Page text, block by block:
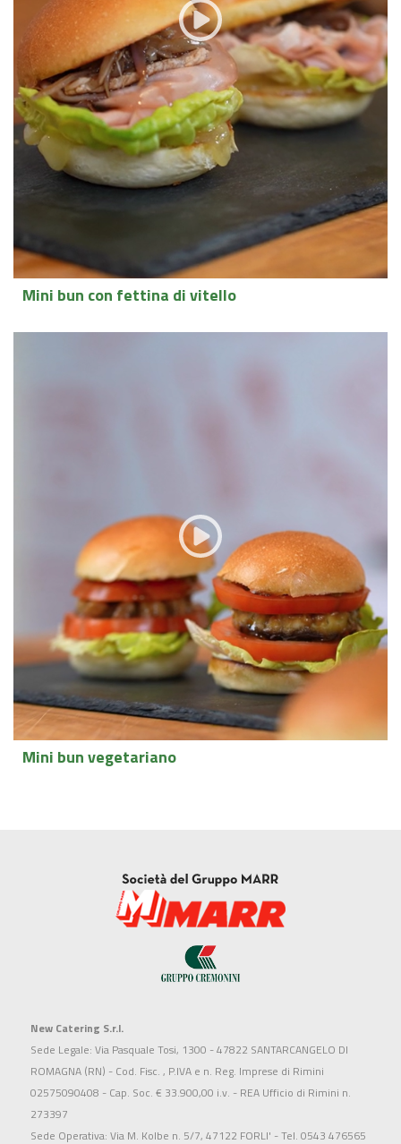
Mini bun con fettina di vitello
Mini bun vegetariano
New Catering S.r.l.
Sede Legale: Via Pasquale Tosi, 1300 - 47822 SANTARCANGELO DI
ROMAGNA (RN) - Cod. Fisc. , P.IVA e n. Reg. Imprese di Rimini
02575090408 - Cap. Soc. € 33.900,00 i.v. - REA Ufficio di Rimini n.
273397
Sede Operativa: Via M. Kolbe n. 5/7, 47122 FORLI' - Tel. 0543 476565